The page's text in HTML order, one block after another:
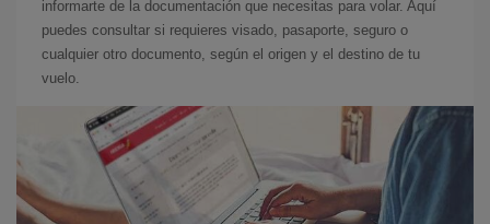
informarte de la documentación que necesitas para volar. Aquí
puedes consultar si requieres visado, pasaporte, seguro o
cualquier otro documento, según el origen y el destino de tu
vuelo.